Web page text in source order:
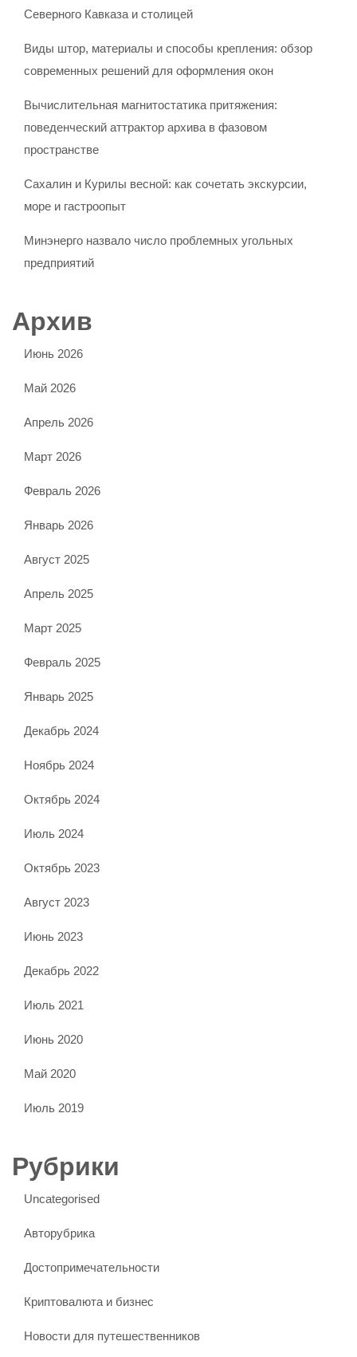
Северного Кавказа и столицей
Виды штор, материалы и способы крепления: обзор
современных решений для оформления окон
Вычислительная магнитостатика притяжения:
поведенческий аттрактор архива в фазовом
пространстве
Сахалин и Курилы весной: как сочетать экскурсии,
море и гастроопыт
Минэнерго назвало число проблемных угольных
предприятий
Архив
Июнь 2026
Май 2026
Апрель 2026
Март 2026
Февраль 2026
Январь 2026
Август 2025
Апрель 2025
Март 2025
Февраль 2025
Январь 2025
Декабрь 2024
Ноябрь 2024
Октябрь 2024
Июль 2024
Октябрь 2023
Август 2023
Июнь 2023
Декабрь 2022
Июль 2021
Июнь 2020
Май 2020
Июль 2019
Рубрики
Uncategorised
Авторубрика
Достопримечательности
Криптовалюта и бизнес
Новости для путешественников